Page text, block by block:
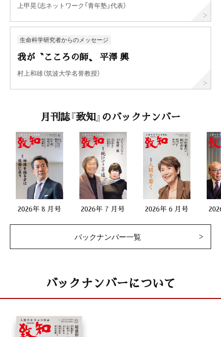
上甲晃（志ネットワーク「青年塾」代表）
生命科学研究者からのメッセージ
我が〝こころの師〟 平澤 興
村上和雄（筑波大学名誉教授）
月刊誌『致知』のバックナンバー
2026年 8 月号 2026年 7 月号 2026年 6 月号
バックナンバー一覧
バックナンバーについて